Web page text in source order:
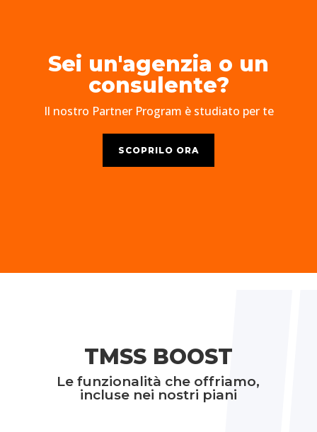
Sei un'agenzia o un
consulente?
Il nostro Partner Program è studiato per te
SCOPRILO ORA
TMSS BOOST
Le funzionalità che offriamo,
incluse nei nostri piani